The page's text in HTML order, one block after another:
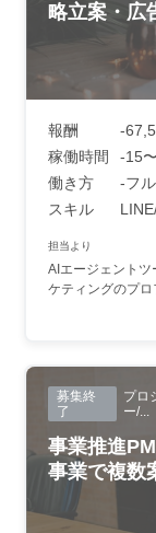
略立案・広
報酬
-
稼働時間
-15
働き方
-フ
スキル
担当より
AIエージェント
ケティングのプ
募集終
了
プロ
ー/...
事業推進
事業で複数